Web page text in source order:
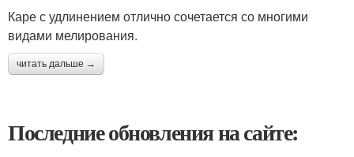
Каре с удлинением отлично сочетается со многими
видами мелирования.
читать дальше →
Последние обновления на сайте: